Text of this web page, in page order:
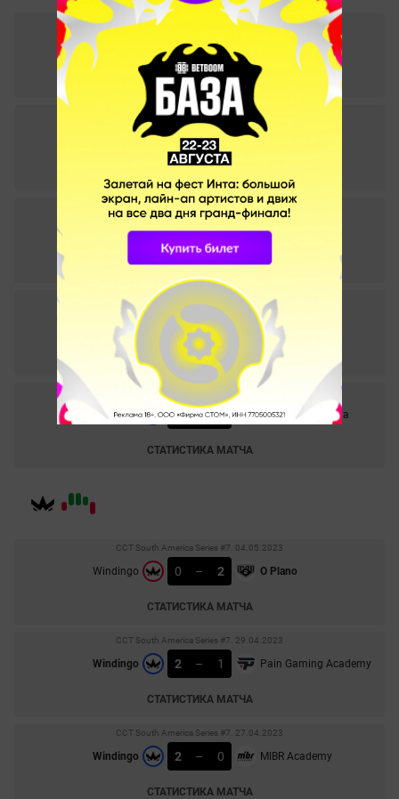
LVP Unity League Argentina Clausura 2022. 15.11.2022
Boca Juniors 2 – 1 Velox Argentina
СТАТИСТИКА МАТЧА
LVP Unity League Argentina Clausura 2022. 07.11.2022
Stone 0 – 2 Velox Argentina
FireLeague 2022. 18.07.2022
Hawks 2 – 0 Velox Argentina
СТАТИСТИКА МАТЧА
FireLeague 2022. 14.07.2022
Velox Argentina 0 – 2 Furious Gaming
СТАТИСТИКА МАТЧА
FireLeague 2022. 08.07.2022
Velox Argentina 2 – 1 Racing Avellaneda
СТАТИСТИКА МАТЧА
CCT South America Series #7. 04.05.2023
Windingo 0 – 2 O Plano
СТАТИСТИКА МАТЧА
CCT South America Series #7. 29.04.2023
Windingo 2 – 1 Pain Gaming Academy
СТАТИСТИКА МАТЧА
CCT South America Series #7. 27.04.2023
Windingo 2 – 0 MIBR Academy
СТАТИСТИКА МАТЧА